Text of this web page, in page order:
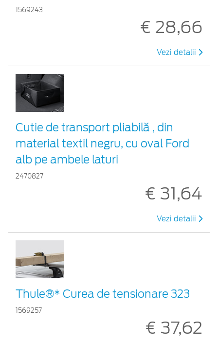
1569243
€ 28,66
Vezi detalii
Cutie de transport pliabilă , din
material textil negru, cu oval Ford
alb pe ambele laturi
2470827
€ 31,64
Vezi detalii
Thule®* Curea de tensionare 323
1569257
€ 37,62